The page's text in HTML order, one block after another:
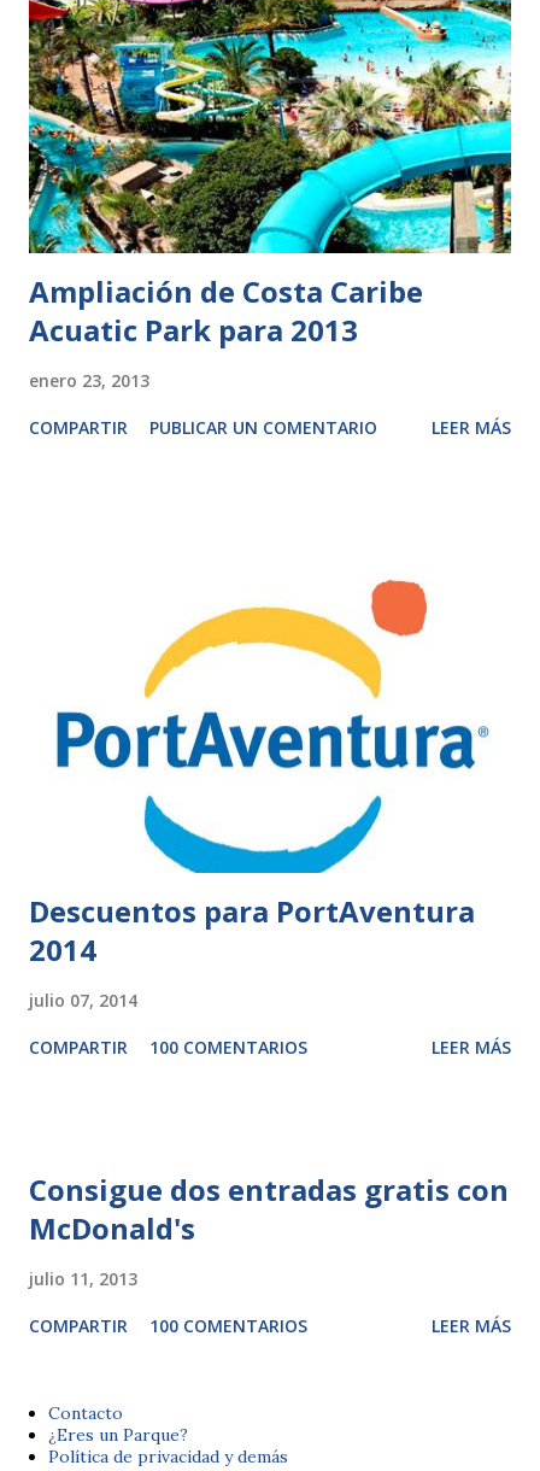
Ampliación de Costa Caribe
Acuatic Park para 2013
enero 23, 2013
COMPARTIR PUBLICAR UN COMENTARIO LEER MÁS
Descuentos para PortAventura
2014
julio 07, 2014
COMPARTIR 100 COMENTARIOS LEER MÁS
Consigue dos entradas gratis con
McDonald's
julio 11, 2013
COMPARTIR 100 COMENTARIOS LEER MÁS
Contacto
¿Eres un Parque?
Política de privacidad y demás